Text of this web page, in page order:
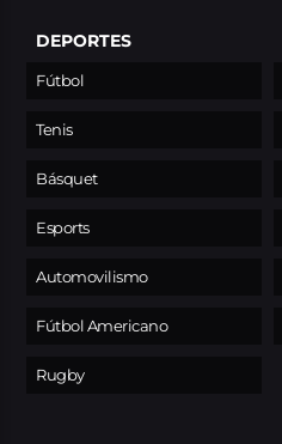
DEPORTES
Fútbol
Tenis
Básquet
Esports
Automovilismo
Fútbol Americano
Rugby